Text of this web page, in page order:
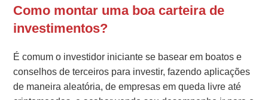
Como montar uma boa carteira de
investimentos?
É comum o investidor iniciante se basear em boatos e
conselhos de terceiros para investir, fazendo aplicações
de maneira aleatória, de empresas em queda livre até